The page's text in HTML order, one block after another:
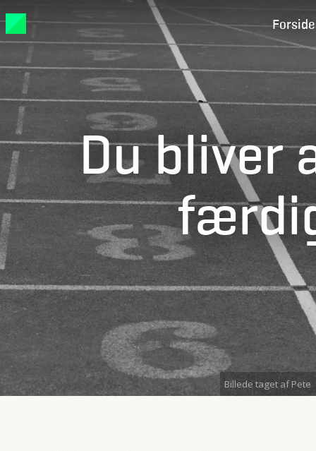
Forside
Du bliver
Billede taget af Pete